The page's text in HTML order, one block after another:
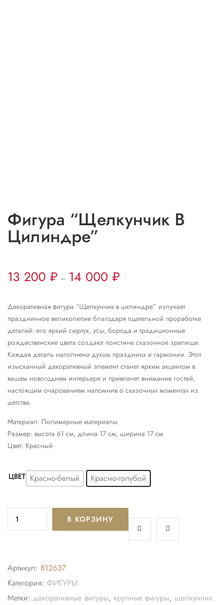
Фигура “Щелкунчик В
Цилиндре”
13 200 ₽ – 14 000 ₽
Декоративная фигура “Щелкунчик в цилиндре” излучает
праздничное великолепие благодаря тщательной проработке
деталей: его яркий сюртук, усы, борода и традиционные
рождественские цвета создают поистине сказочное зрелище.
Каждая деталь наполнена духом праздника и гармонии. Этот
изысканный декоративный элемент станет ярким акцентом в
вашем новогоднем интерьере и привлечет внимание гостей,
настоящим очарованием напомнив о сказочных моментах из
детства.
Материал: Полимерные материалы
Размер: высота 61 см, длина 17 см, ширина 17 см
Цвет: Красный
ЦВЕТ Красно-белый Красно-голубой
В КОРЗИНУ
Артикул: 812637
Категория: ФИГУРЫ
Метки: декоративные фигуры, крупные фигуры, щелкунчик